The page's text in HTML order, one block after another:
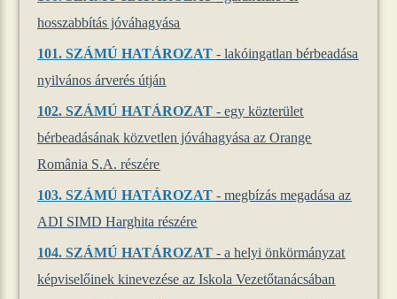
hosszabbítás jóváhagyása
101.SZÁMÚ HATÁROZAT - lakóingatlan bérbeadása
nyilvános árverés útján
102.SZÁMÚ HATÁROZAT - egy közterület
bérbeadásának közvetlen jóváhagyása az Orange
România S.A. részére
103.SZÁMÚ HATÁROZAT - megbízás megadása az
ADI SIMD Harghita részére
104.SZÁMÚ HATÁROZAT - a helyi önkörmányzat
képviselőinek kinevezése az Iskola Vezetőtanácsában